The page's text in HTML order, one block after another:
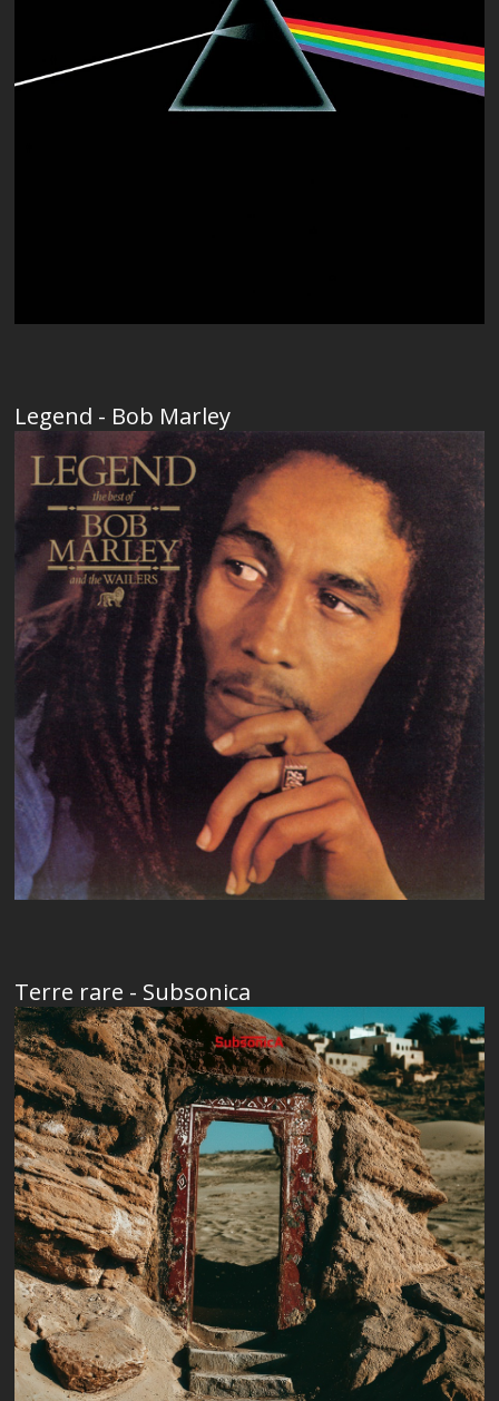
Legend - Bob Marley
Terre rare - Subsonica